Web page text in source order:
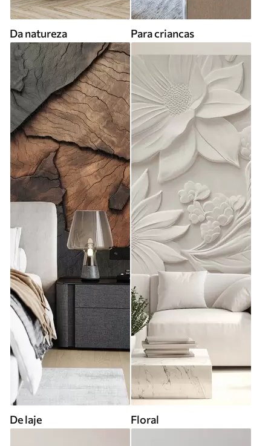
Da natureza Para criancas
De laje Floral